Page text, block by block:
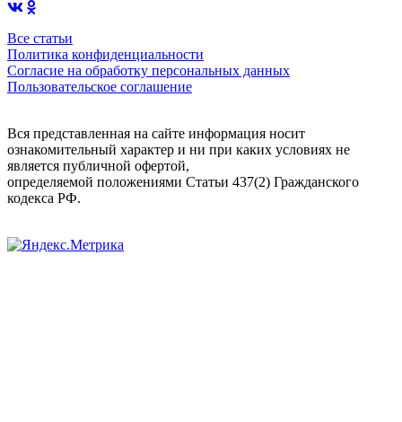
Все статьи
Политика конфиденциальности
Согласие на обработку персональных данных
Пользовательское соглашение
Вся представленная на сайте информация носит
ознакомительный характер и ни при каких условиях не
является публичной офертой,
определяемой положениями Статьи 437(2) Гражданского
кодекса РФ.